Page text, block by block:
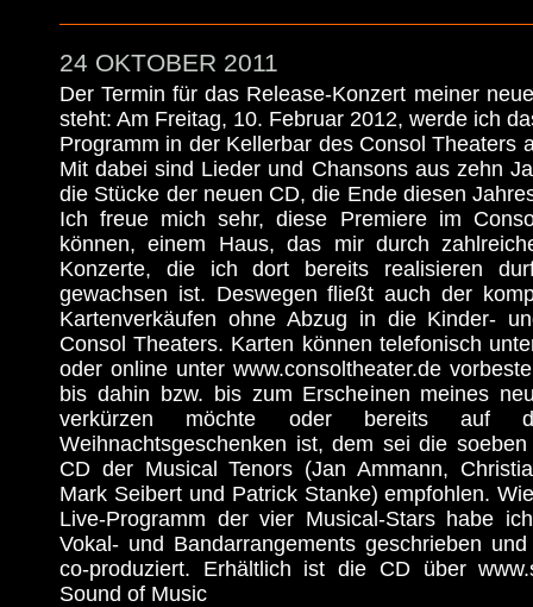
24 OKTOBER 2011
Der Termin für das Release-Konzert meiner
steht: Am Freitag, 10. Februar 2012, werde ich
Programm in der Kellerbar des Consol Theaters
Mit dabei sind Lieder und Chansons aus zehn
die Stücke der neuen CD, die Ende diesen
Ich freue mich sehr, diese Premiere im
können, einem Haus, das mir durch
Konzerte, die ich dort bereits realisieren
gewachsen ist. Deswegen fließt auch der
Kartenverkäufen ohne Abzug in die Kinder-
Consol Theaters. Karten können telefonisch
oder online unter www.consoltheater.de
bis dahin bzw. bis zum Erscheinen meines
verkürzen möchte oder bereits auf
Weihnachtsgeschenken ist, dem sei die
CD der Musical Tenors (Jan Ammann,
Mark Seibert und Patrick Stanke) empfohlen.
Live-Programm der vier Musical-Stars habe
Vokal- und Bandarrangements geschrieben
co-produziert. Erhältlich ist die CD über
Sound of Music